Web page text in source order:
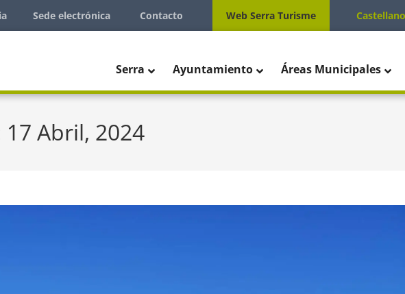
Sede electrónica Contacto Web Serra Turisme Castellano
Serra Ayuntamiento Áreas Municipales
Abril, 2024